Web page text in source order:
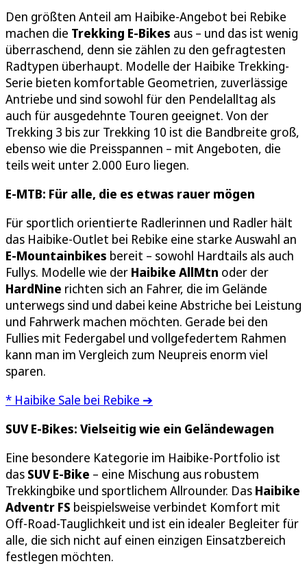
Den größten Anteil am Haibike-Angebot bei Rebike
machen die Trekking E-Bikes aus – und das ist wenig
überraschend, denn sie zählen zu den gefragtesten
Radtypen überhaupt. Modelle der Haibike Trekking-
Serie bieten komfortable Geometrien, zuverlässige
Antriebe und sind sowohl für den Pendelalltag als
auch für ausgedehnte Touren geeignet. Von der
Trekking 3 bis zur Trekking 10 ist die Bandbreite groß,
ebenso wie die Preisspannen – mit Angeboten, die
teils weit unter 2.000 Euro liegen.
E-MTB: Für alle, die es etwas rauer mögen
Für sportlich orientierte Radlerinnen und Radler hält
das Haibike-Outlet bei Rebike eine starke Auswahl an
E-Mountainbikes bereit – sowohl Hardtails als auch
Fullys. Modelle wie der Haibike AllMtn oder der
HardNine richten sich an Fahrer, die im Gelände
unterwegs sind und dabei keine Abstriche bei Leistung
und Fahrwerk machen möchten. Gerade bei den
Fullies mit Federgabel und vollgefedertem Rahmen
kann man im Vergleich zum Neupreis enorm viel
sparen.
* Haibike Sale bei Rebike ➔
SUV E-Bikes: Vielseitig wie ein Geländewagen
Eine besondere Kategorie im Haibike-Portfolio ist
das SUV E-Bike – eine Mischung aus robustem
Trekkingbike und sportlichem Allrounder. Das Haibike
Adventr FS beispielsweise verbindet Komfort mit
Off-Road-Tauglichkeit und ist ein idealer Begleiter für
alle, die sich nicht auf einen einzigen Einsatzbereich
festlegen möchten.